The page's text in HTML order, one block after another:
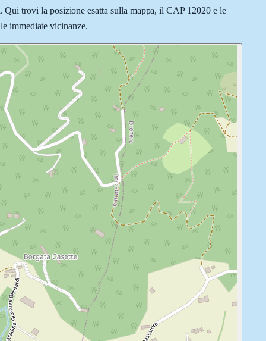
trovi la posizione esatta sulla mappa, il CAP 12020 e le
immediate vicinanze.